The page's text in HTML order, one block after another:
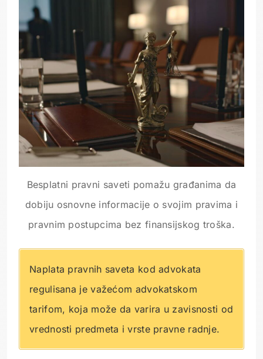
Besplatni pravni saveti pomažu građanima da
dobiju osnovne informacije o svojim pravima i
pravnim postupcima bez finansijskog troška.
Naplata pravnih saveta kod advokata
regulisana je važećom advokatskom
tarifom, koja može da varira u zavisnosti od
vrednosti predmeta i vrste pravne radnje.